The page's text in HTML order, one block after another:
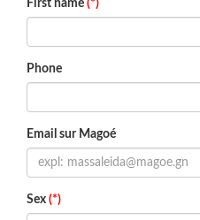
First name (*)
Phone
Email sur Magoé
Sex (*)